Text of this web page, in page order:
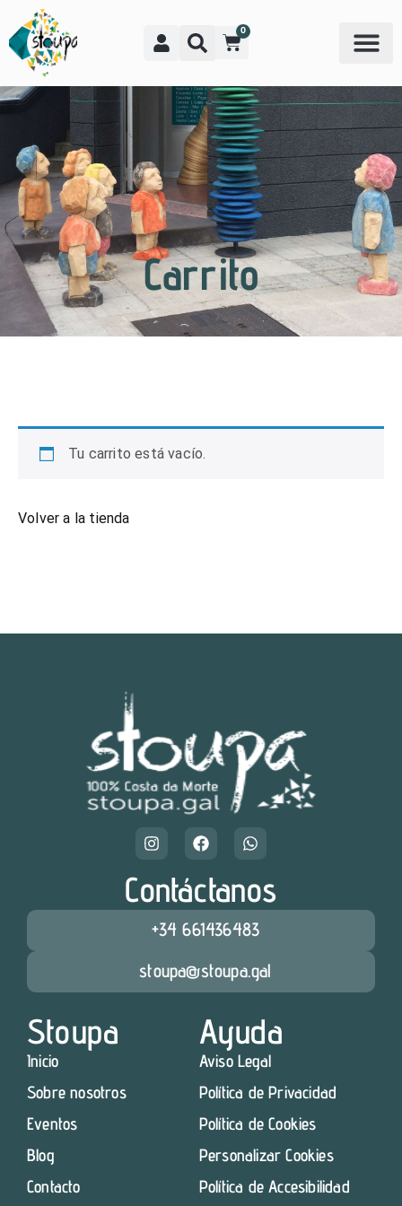
0
Carrito
Tu carrito está vacío.
Volver a la tienda
Stoupa
Inicio
Sobre nosotros
Eventos
Blog
Contacto
Ayuda
Aviso Legal
Política de Privacidad
Política de Cookies
Personalizar Cookies
Política de Accesibilidad
Contáctanos
+34 661436483
stoupa@stoupa.gal